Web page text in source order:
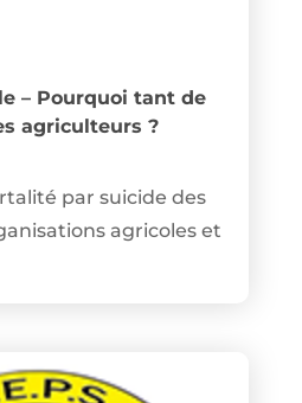
– Pourquoi tant de
agriculteurs ?
par suicide des
agricoles et